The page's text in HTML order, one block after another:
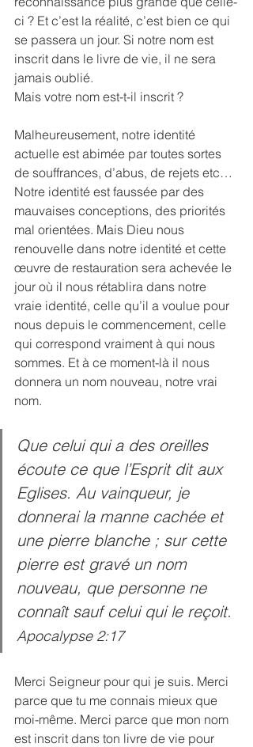
ci ? Et c’est la réalité, c’est bien ce qui
se passera un jour. Si notre nom est
inscrit dans le livre de vie, il ne sera
jamais oublié.
Mais votre nom est-t-il inscrit ?
Malheureusement, notre identité
actuelle est abimée par toutes sortes
de souffrances, d’abus, de rejets etc…
Notre identité est faussée par des
mauvaises conceptions, des priorités
mal orientées. Mais Dieu nous
renouvelle dans notre identité et cette
œuvre de restauration sera achevée le
jour où il nous rétablira dans notre
vraie identité, celle qu’il a voulue pour
nous depuis le commencement, celle
qui correspond vraiment à qui nous
sommes. Et à ce moment-là il nous
donnera un nom nouveau, notre vrai
nom.
Que celui qui a des oreilles
écoute ce que l’Esprit dit aux
Eglises. Au vainqueur, je
donnerai la manne cachée et
une pierre blanche ; sur cette
pierre est gravé un nom
nouveau, que personne ne
connaît sauf celui qui le reçoit.
Apocalypse 2:17
Merci Seigneur pour qui je suis. Merci
parce que tu me connais mieux que
moi-même. Merci parce que mon nom
est inscrit dans ton livre de vie pour